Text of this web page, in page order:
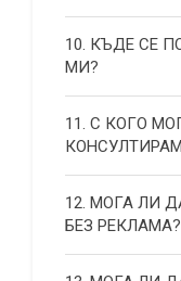
10. КЪДЕ СЕ
МИ?
11. С КОГО
12. МОГА ЛИ
БЕЗ РЕКЛАМА?